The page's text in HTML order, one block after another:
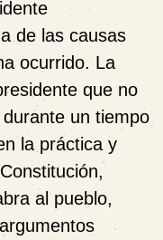
de las causas
ocurrido. La
que no
un tiempo
la práctica y
al pueblo,